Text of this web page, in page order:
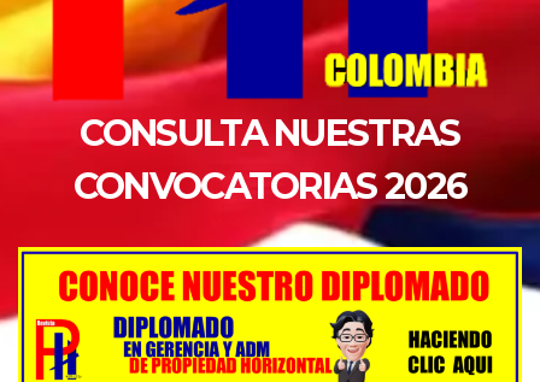
CONSULTA NUESTRAS
CONVOCATORIAS 2026